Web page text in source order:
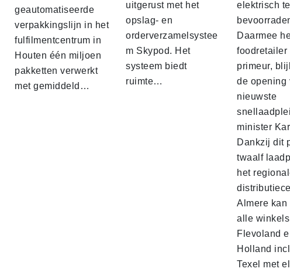
geautomatiseerde
verpakkingslijn in het
fulfilmentcentrum in
Houten één miljoen
pakketten verwerkt
met gemiddeld…
uitgerust met het
opslag- en
orderverzamelsystee
m Skypod. Het
systeem biedt
ruimte…
elektrisch te
Daarmee
foodretailer
primeur,
de opening
nieuwste
minister
Dankzij dit
twaalf
het
Almere
alle
Flevoland
Holland
Texel met